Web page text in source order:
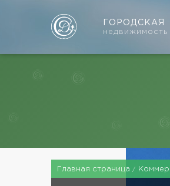
ГОРОДСКАЯ
недвижимость
Главная страница